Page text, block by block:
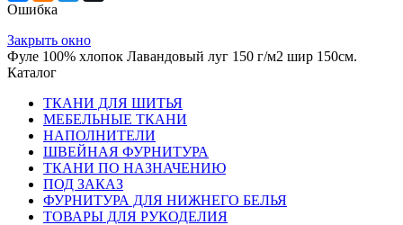
Ошибка
Закрыть окно
Фуле 100% хлопок Лавандовый луг 150 г/м2 шир 150см.
Каталог
ТКАНИ ДЛЯ ШИТЬЯ
МЕБЕЛЬНЫЕ ТКАНИ
НАПОЛНИТЕЛИ
ШВЕЙНАЯ ФУРНИТУРА
ТКАНИ ПО НАЗНАЧЕНИЮ
ПОД ЗАКАЗ
ФУРНИТУРА ДЛЯ НИЖНЕГО БЕЛЬЯ
ТОВАРЫ ДЛЯ РУКОДЕЛИЯ